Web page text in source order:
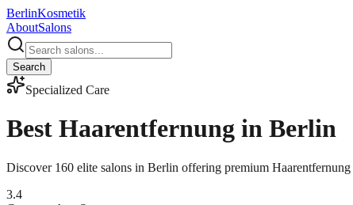
BerlinKosmetik
AboutSalons
Search
Specialized Care
Best Haarentfernung in Berlin
Discover 160 elite salons in Berlin offering premium Haarentfernung
3.4